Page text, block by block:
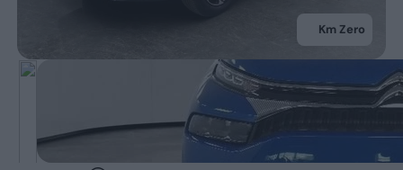
Jeep
Dacia
Renault
Km Zero